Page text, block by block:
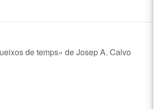
de temps» de Josep A. Calvo